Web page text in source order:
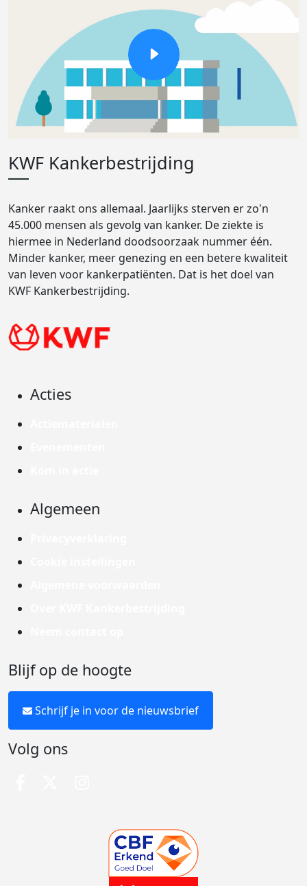
KWF Kankerbestrijding
Kanker raakt ons allemaal. Jaarlijks sterven er zo'n
45.000 mensen als gevolg van kanker. De ziekte is
hiermee in Nederland doodsoorzaak nummer één.
Minder kanker, meer genezing en een betere kwaliteit
van leven voor kankerpatiënten. Dat is het doel van
KWF Kankerbestrijding.
Acties
Algemeen
Blijf op de hoogte
Schrijf je in voor de nieuwsbrief
Volg ons